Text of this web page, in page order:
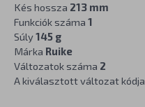
Kés hossza 213 mm
Funkciók száma 1
Súly145 g
Márka Ruike
Változatok száma 2
A kiválasztott változat kódja